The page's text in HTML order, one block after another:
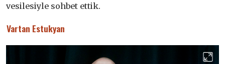
vesilesiyle sohbet ettik.
Vartan Estukyan